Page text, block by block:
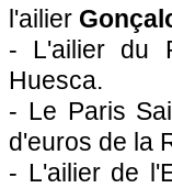
l'ailier
- L'ailier du
Huesca.
- Le Paris
d'euros de la
- L'ailier de